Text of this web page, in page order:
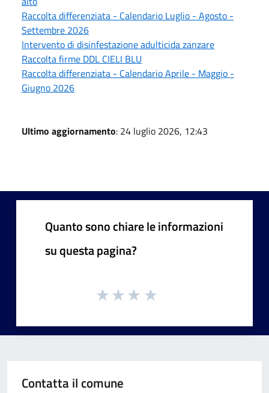
Raccolta differenziata - Calendario Luglio - Agosto -
Settembre 2026
Intervento di disinfestazione adulticida zanzare
Raccolta firme DDL CIELI BLU
Raccolta differenziata - Calendario Aprile - Maggio -
Giugno 2026
Ultimo aggiornamento: 24 luglio 2026, 12:43
Quanto sono chiare le informazioni
su questa pagina?
Contatta il comune